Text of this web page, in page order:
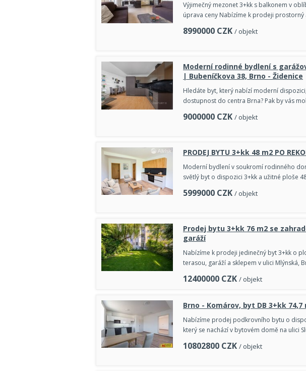
Výjimečný mezonet 3+kk s balkonem v
úprava ceny Nabízíme k prodeji
8990000 CZK / objekt
Moderní rodinné bydlení s
| Bubeníčkova 38, Brno - Židenice
Hledáte byt, který nabízí moderní
dostupnost do centra Brna? Pak by vás
9000000 CZK / objekt
PRODEJ BYTU 3+kk 48 m2 PO
Moderní bydlení v soukromí rodinného
světlý byt o dispozici 3+kk a užitné ploše
5999000 CZK / objekt
Prodej bytu 3+kk 76 m2 se
garáží
Nabízíme k prodeji jedinečný byt 3+kk o
terasou, garáží a sklepem v ulici Mlýnská,
12400000 CZK / objekt
Brno - Komárov, byt DB 3+kk
Nabízíme prodej podkrovního bytu o
který se nachází v bytovém domě na ulici
10802800 CZK / objekt